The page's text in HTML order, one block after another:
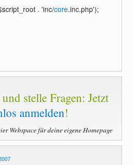
. 'inc/core.inc.php');
stelle Fragen: Jetzt
anmelden!
Webspace für deine eigene Homepage